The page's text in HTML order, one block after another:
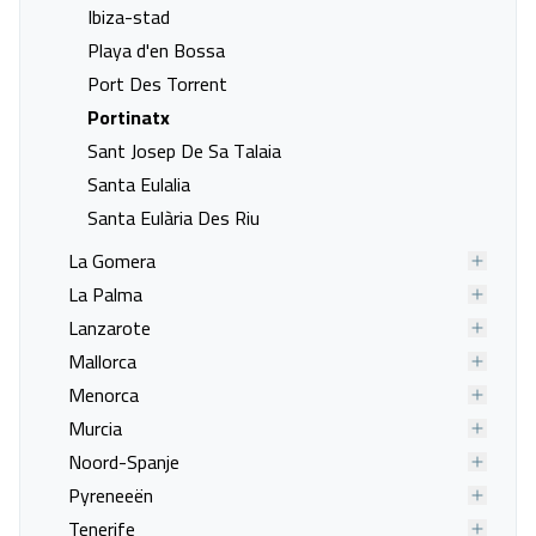
Ibiza-stad
Playa d'en Bossa
Port Des Torrent
Portinatx
Sant Josep De Sa Talaia
Santa Eulalia
Santa Eulària Des Riu
La Gomera
La Palma
Lanzarote
Mallorca
Menorca
Murcia
Noord-Spanje
Pyreneeën
Tenerife
Last minute naar Torroella De
Last minute naar Tossa de
Last minute naar Vilanova i la Last minute naar Madrid
Last minute naar Albir
Last minute naar Alicante
Last minute naar Benicarló
Last minute naar Benidorm
Last minute naar Calpe
Last minute naar Crevillent
Last minute naar Guardamar
Del Segura
Last minute naar Puerto de
Last minute naar Aguilas
Last minute naar Alcossebre
Last minute naar Denia
Last minute naar El Campello
Last minute naar Oropesa del
Last minute naar Peniscola